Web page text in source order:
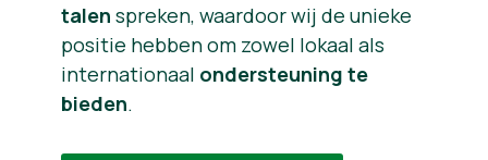
talen spreken, waardoor wij de unieke
positie hebben om zowel lokaal als
internationaal ondersteuning te
bieden.